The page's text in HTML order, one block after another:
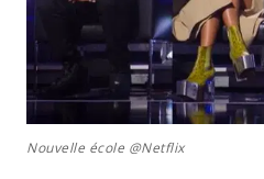
Nouvelle école @Netflix